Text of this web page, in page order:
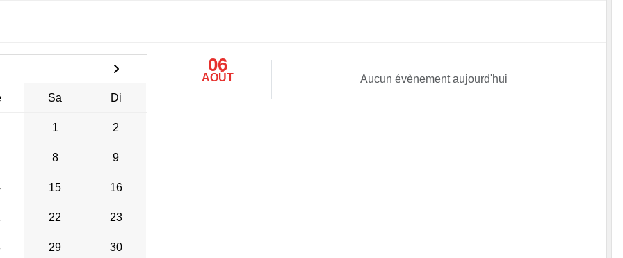
Sa Di
1 2
8 9
15 16
22 23
29 30
06
AOÛT Aucun évènement aujourd'hui